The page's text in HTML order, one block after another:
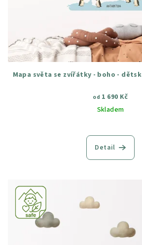
Mapa světa se zvířátky - boho -
od 1 690 Kč
Skladem
hodnocení
produktu
Detail